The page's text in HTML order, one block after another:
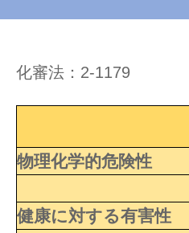
化審法：2-1179
物理化学的危険性
健康に対する有害性